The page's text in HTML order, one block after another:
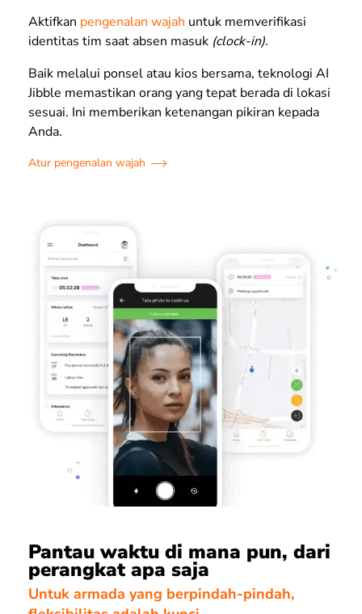
Aktifkan pengenalan wajah untuk memverifikasi
identitas tim saatabsen masuk (clock-in).
Baik melalui ponsel atau kios bersama, teknologi AI
Jibble memastikan orang yang tepat berada di lokasi
sesuai. Ini memberikan ketenangan pikiran kepada
Anda.
Atur pengenalan wajah
Pantau waktu di mana pun, dari
perangkat apa saja
Untuk armada yang berpindah-pindah,